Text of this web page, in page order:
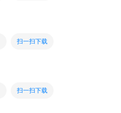
扫一扫下载
扫一扫下载